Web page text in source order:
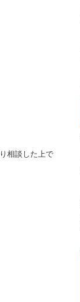
相談した上で